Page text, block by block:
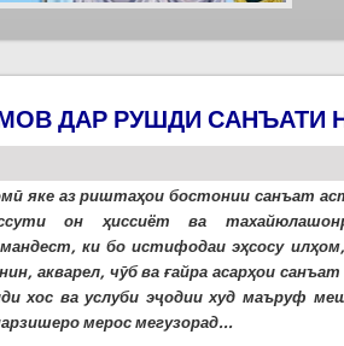
ДАР РУШДИ САНЪАТИ
яке аз риштаҳои бостонии санъат
он ҳиссиёт ва
ки бо истифодаи эҳсосу
акварел, чӯб ва ғайра асарҳои
хос ва услуби эҷодии худ маъруф
мерос мегузорад...